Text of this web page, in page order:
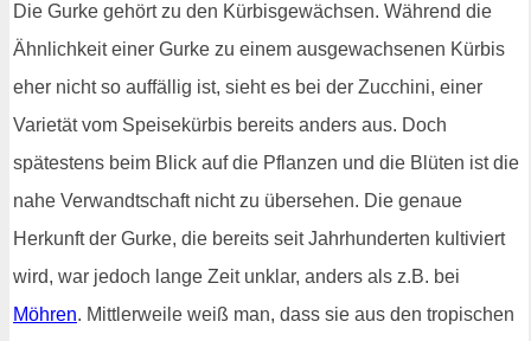
Die Gurke gehört zu den Kürbisgewächsen. Während die
Ähnlichkeit einer Gurke zu einem ausgewachsenen Kürbis
eher nicht so auffällig ist, sieht es bei der Zucchini, einer
Varietät vom Speisekürbis bereits anders aus. Doch
spätestens beim Blick auf die Pflanzen und die Blüten ist die
nahe Verwandtschaft nicht zu übersehen. Die genaue
Herkunft der Gurke, die bereits seit Jahrhunderten kultiviert
wird, war jedoch lange Zeit unklar, anders als z.B. bei
Möhren. Mittlerweile weiß man, dass sie aus den tropischen